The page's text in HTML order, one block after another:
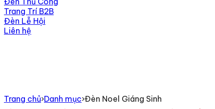
Trang Trí B2B
Đèn Lễ Hội
Liên hệ
Trang chủ›Danh mục›Đèn Noel Giáng Sinh